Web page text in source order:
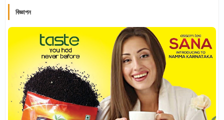
বিজ্ঞাপন